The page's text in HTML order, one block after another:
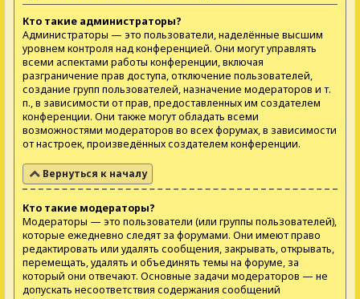
Кто такие администраторы?
Администраторы — это пользователи, наделённые высшим
уровнем контроля над конференцией. Они могут управлять
всеми аспектами работы конференции, включая
разграничение прав доступа, отключение пользователей,
создание групп пользователей, назначение модераторов и т.
п., в зависимости от прав, предоставленных им создателем
конференции. Они также могут обладать всеми
возможностями модераторов во всех форумах, в зависимости
от настроек, произведённых создателем конференции.
Вернуться к началу
Кто такие модераторы?
Модераторы — это пользователи (или группы пользователей),
которые ежедневно следят за форумами. Они имеют право
редактировать или удалять сообщения, закрывать, открывать,
перемещать, удалять и объединять темы на форуме, за
который они отвечают. Основные задачи модераторов — не
допускать несоответствия содержания сообщений